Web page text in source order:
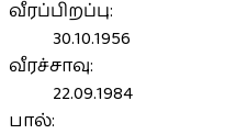
வீரப்பிறப்பு:
30.10.1956
வீரச்சாவு:
22.09.1984
பால்: